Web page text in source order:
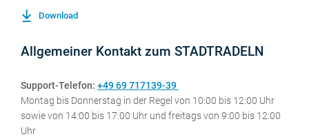
Download
Allgemeiner Kontakt zum STADTRADELN
Support-Telefon: +49 69 717139-39
Montag bis Donnerstag in der Regel von 10:00 bis 12:00 Uhr
sowie von 14:00 bis 17:00 Uhr und freitags von 9:00 bis 12:00
Uhr